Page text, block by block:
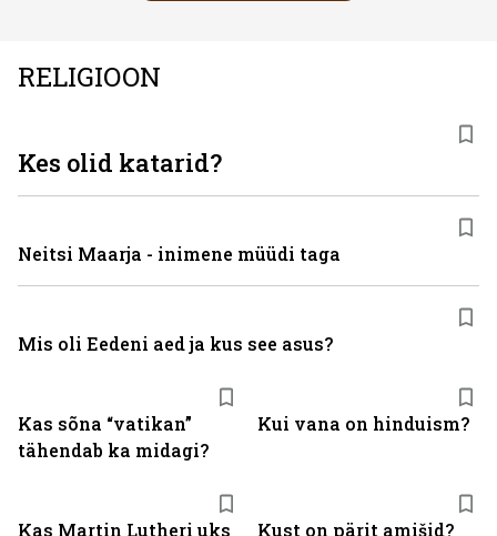
RELIGIOON
Kas sõna “vatikan”
tähendab ka midagi?
Kui vana on hinduism?
Kas Martin Lutheri uks Kust on pärit amišid?
Kes olid katarid?
Neitsi Maarja - inimene müüdi taga
Mis oli Eedeni aed ja kus see asus?